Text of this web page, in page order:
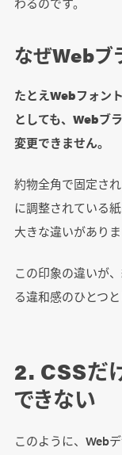
なぜWebブ
たとえWebフォン
としても、Webブ
変更できません。
約物全角で固定さ
に調整されている
大きな違いがありま
この印象の違いが
る違和感のひとつ
2. CSSだ
できない
このように、Web